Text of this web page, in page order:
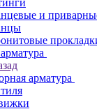
и
арматура